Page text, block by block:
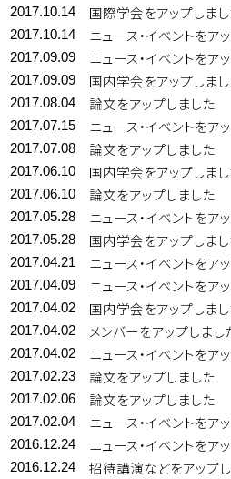
2017.10.14 国際学会をアップしま
2017.10.14 ニュース・イベントをア
2017.09.09 ニュース・イベントをア
2017.09.09 国内学会をアップしま
2017.08.04 論文をアップしました
2017.07.15 ニュース・イベントをア
2017.07.08 論文をアップしました
2017.06.10 国内学会をアップしま
2017.06.10 論文をアップしました
2017.05.28 ニュース・イベントをア
2017.05.28 国内学会をアップしま
2017.04.21 ニュース・イベントをア
2017.04.09 ニュース・イベントをア
2017.04.02 国内学会をアップしま
2017.04.02 メンバーをアップしまし
2017.04.02 ニュース・イベントをア
2017.02.23 論文をアップしました
2017.02.06 論文をアップしました
2017.02.04 ニュース・イベントをア
2016.12.24 ニュース・イベントをア
2016.12.24 招待講演などをアップ